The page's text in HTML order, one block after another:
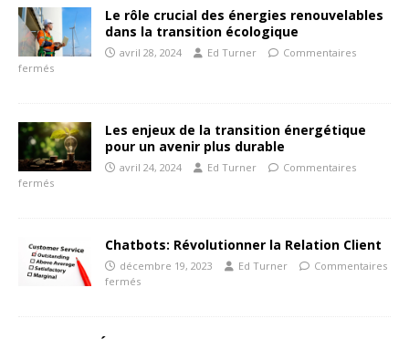
Le rôle crucial des énergies renouvelables
dans la transition écologique
avril 28, 2024 Ed Turner
Commentaires
fermés
Les enjeux de la transition énergétique
pour un avenir plus durable
avril 24, 2024 Ed Turner
Commentaires
fermés
Chatbots: Révolutionner la Relation Client
décembre 19, 2023 Ed Turner
Commentaires
fermés